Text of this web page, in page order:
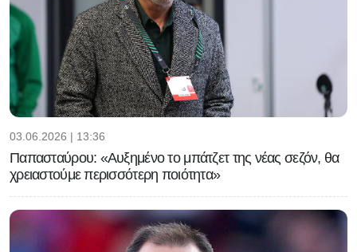
03.06.2026 | 13:36
Παπασταύρου: «Αυξημένο το μπάτζετ της νέας σεζόν, θα
χρειαστούμε περισσότερη ποιότητα»